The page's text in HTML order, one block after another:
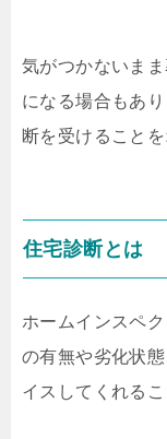
気がつかないま
になる場合もあ
断を受けること
住宅診断とは
ホームインスペ
の有無や劣化状
イスしてくれる